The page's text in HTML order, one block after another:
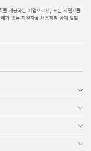
제공하는 기업으로서, 모든 지원자를
가 있는 지원자를 채용하며 함께 일할